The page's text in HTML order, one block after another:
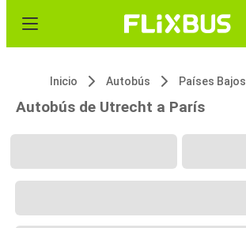
Inicio Autobús Países Bajos
Autobús de Utrecht a París